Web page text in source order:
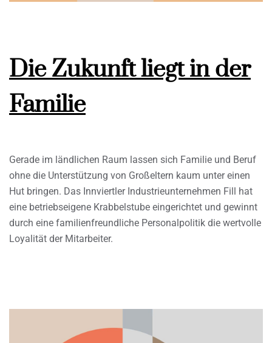
Die Zukunft liegt in der
Familie
Gerade im ländlichen Raum lassen sich Familie und Beruf
ohne die Unterstützung von Großeltern kaum unter einen
Hut bringen. Das Innviertler Industrieunternehmen Fill hat
eine betriebseigene Krabbelstube eingerichtet und gewinnt
durch eine familienfreundliche Personalpolitik die wertvolle
Loyalität der Mitarbeiter.